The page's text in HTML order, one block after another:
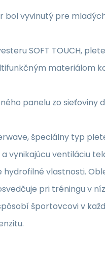
bol vyvinutý pre
SOFT TOUCH,
materiálom
panelu zo sieťoviny
špeciálny typ
vynikajúcu ventiláciu
vlastnosti.
pri tréningu v
športovcovi v